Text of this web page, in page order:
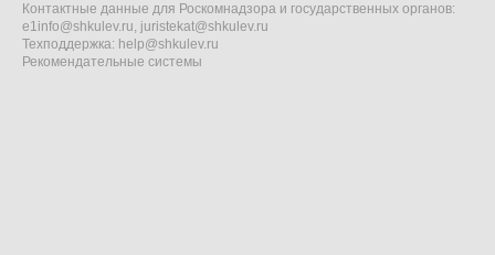
Контактные данные для Роскомнадзора и государственных органов:
e1info@shkulev.ru, juristekat@shkulev.ru
Техподдержка: help@shkulev.ru
Рекомендательные системы